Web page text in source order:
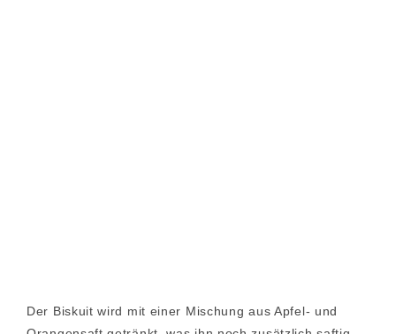
Der Biskuit wird mit einer Mischung aus Apfel- und